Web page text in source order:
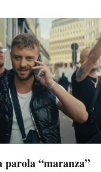
parola “maranza”